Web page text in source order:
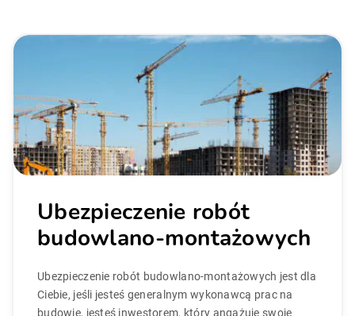
Ubezpieczenie robót
budowlano-montażowych
Ubezpieczenie robót budowlano-montażowych jest dla
Ciebie, jeśli jesteś generalnym wykonawcą prac na
budowie, jesteś inwestorem, który angażuje swoje